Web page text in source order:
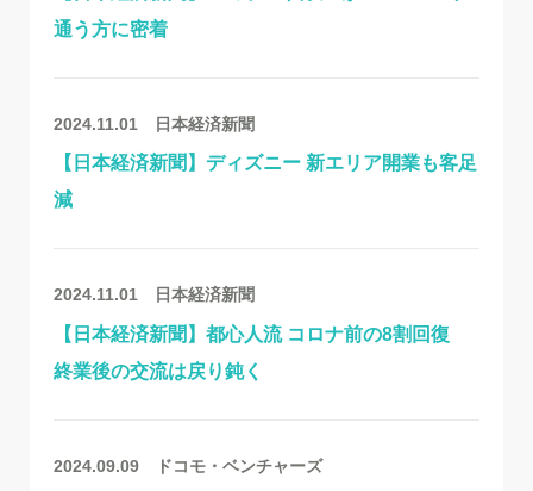
通う方に密着
2024.11.01 日本経済新聞
【日本経済新聞】ディズニー 新エリア開業も客足
減
2024.11.01 日本経済新聞
【日本経済新聞】都心人流 コロナ前の8割回復
終業後の交流は戻り鈍く
2024.09.09 ドコモ・ベンチャーズ